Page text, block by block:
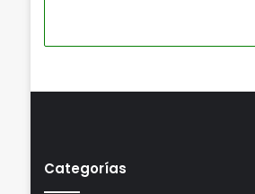
Categorías